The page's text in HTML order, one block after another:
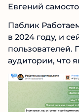
значит работает
Паблик
работу в 2024
пользователей.
половина
активом.